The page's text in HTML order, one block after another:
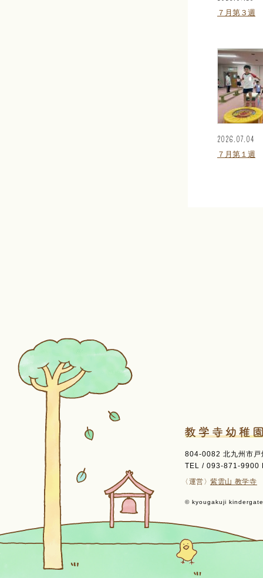
７月第３週
2026.07.04
７月第１週
804-0082 北九州市
TEL / 093-871-9900
〈運営〉紫雲山 教学寺
© kyougakuji